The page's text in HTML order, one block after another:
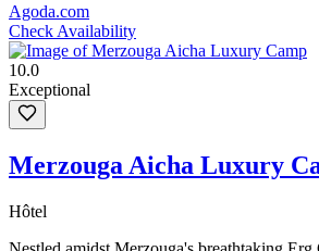
Agoda.com
Check Availability
10.0
Exceptional
Merzouga Aicha Luxury
Hôtel